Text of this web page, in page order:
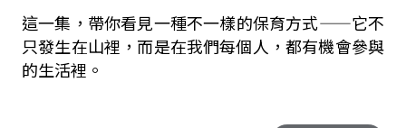
這一集，帶你看見一種不一樣的保育方式——它不
只發生在山裡，而是在我們每個人，都有機會參與
的生活裡。